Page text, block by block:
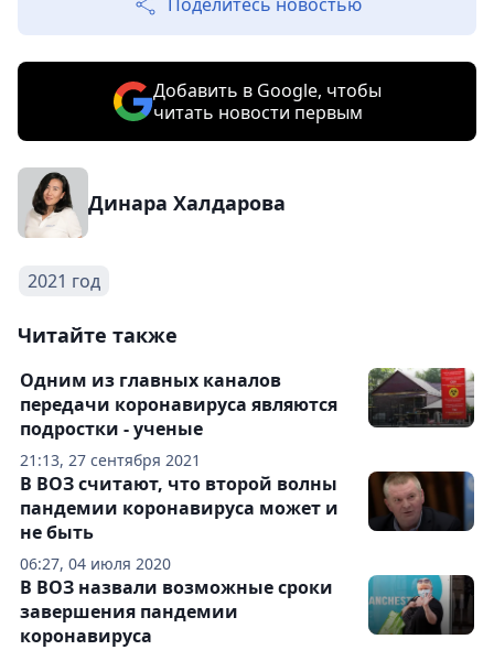
Добавить в Google, чтобы
читать новости первым
Динара Халдарова
2021 год
Читайте также
21:13, 27 сентября 2021
Одним из главных каналов
передачи коронавируса являются
подростки - ученые
06:27, 04 июля 2020
В ВОЗ считают, что второй волны
пандемии коронавируса может и
не быть
В ВОЗ назвали возможные сроки
завершения пандемии
коронавируса